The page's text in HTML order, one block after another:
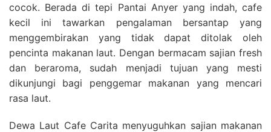
cocok. Berada di tepi Pantai Anyer yang indah, cafe
kecil ini tawarkan pengalaman bersantap yang
menggembirakan yang tidak dapat ditolak oleh
pencinta makanan laut. Dengan bermacam sajian fresh
dan beraroma, sudah menjadi tujuan yang mesti
dikunjungi bagi penggemar makanan yang mencari
rasa laut.
Dewa Laut Cafe Carita menyuguhkan sajian makanan